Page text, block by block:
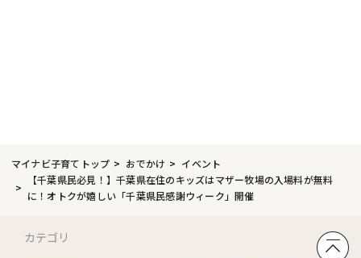
マイナビ子育てトップ おでかけ
イベント
【千葉県民必見！】千葉県在住のキッズはマザー牧場の入場料が無料
に！オトクが嬉しい「千葉県民感謝ウィーク」開催
カテゴリ